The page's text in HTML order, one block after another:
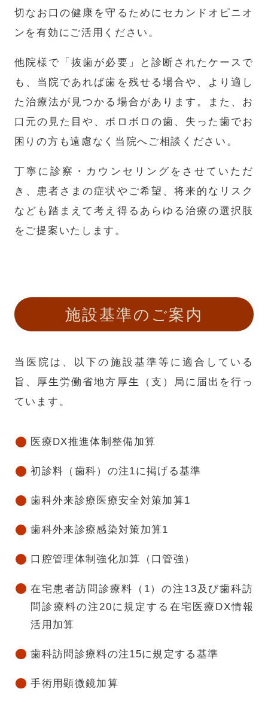
切なお口の健康を守るためにセカンドオピニオ
ンを有効にご活用ください。
他院様で「抜歯が必要」と診断されたケースで
も、当院であれば歯を残せる場合や、より適し
た治療法が見つかる場合があります。また、お
口元の見た目や、ボロボロの歯、失った歯でお
困りの方も遠慮なく当院へご相談ください。
丁寧に診察・カウンセリングをさせていただ
き、患者さまの症状やご希望、将来的なリスク
なども踏まえて考え得るあらゆる治療の選択肢
をご提案いたします。
施設基準のご案内
当医院は、以下の施設基準等に適合している
旨、厚生労働省地方厚生（支）局に届出を行っ
ています。
医療DX推進体制整備加算
初診料（歯科）の注1に掲げる基準
歯科外来診療医療安全対策加算1
歯科外来診療感染対策加算1
口腔管理体制強化加算（口管強）
在宅患者訪問診療料（1）の注13及び歯科訪
問診療料の注20に規定する在宅医療DX情報
活用加算
歯科訪問診療料の注15に規定する基準
手術用顕微鏡加算